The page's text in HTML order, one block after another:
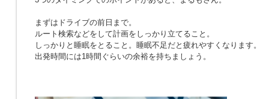
まずはドライブの前日まで。
ルート検索などをして計画をしっかり立てること。
しっかりと睡眠をとること。睡眠不足だと疲れやすくなります。
出発時間には1時間ぐらいの余裕を持ちましょう。